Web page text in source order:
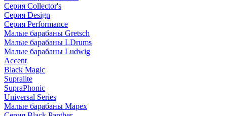
Серия Collector's
Серия Design
Серия Performance
Малые барабаны Gretsch
Малые барабаны LDrums
Малые барабаны Ludwig
Accent
Black Magic
Supralite
SupraPhonic
Universal Series
Малые барабаны Mapex